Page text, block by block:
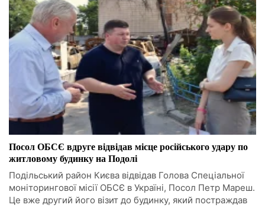
Посол ОБСЄ вдруге відвідав місце російського удару по
житловому будинку на Подолі
Подільський район Києва відвідав Голова Спеціальної
моніторингової місії ОБСЄ в Україні, Посол Петр Мареш.
Це вже другий його візит до будинку, який постраждав